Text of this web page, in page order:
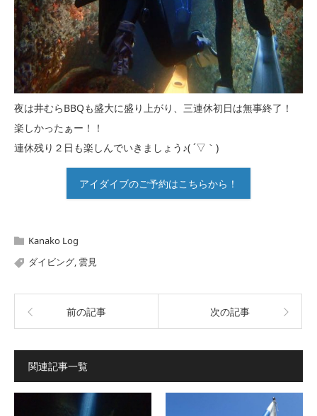
夜は井むらBBQも盛大に盛り上がり、三連休初日は無事終了！
楽しかったぁー！！
連休残り２日も楽しんでいきましょう♪( ´▽｀)
アイダイブのご予約はこちらから！
Kanako Log
ダイビング, 雲見
前の記事 次の記事
関連記事一覧